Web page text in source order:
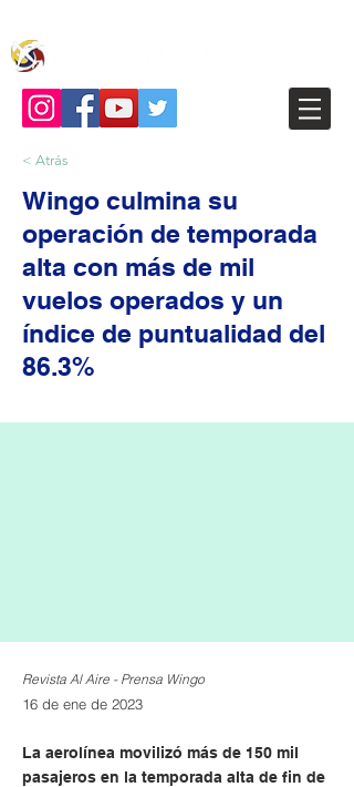
< Atrás
Wingo culmina su
operación de temporada
alta con más de mil
vuelos operados y un
índice de puntualidad del
86.3%
Revista Al Aire - Prensa Wingo
16 de ene de 2023
La aerolínea movilizó más de 150 mil
pasajeros en la temporada alta de fin de